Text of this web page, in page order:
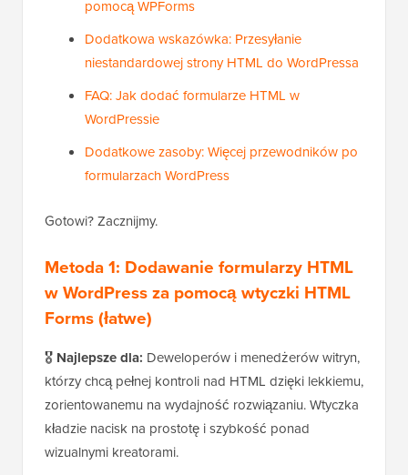
pomocą WPForms
Dodatkowa wskazówka: Przesyłanie
niestandardowej strony HTML do WordPressa
FAQ: Jak dodać formularze HTML w
WordPressie
Dodatkowe zasoby: Więcej przewodników po
formularzach WordPress
Gotowi? Zacznijmy.
Metoda 1: Dodawanie formularzy HTML
w WordPress za pomocą wtyczki HTML
Forms (łatwe)
🎖️ Najlepsze dla: Deweloperów i menedżerów witryn,
którzy chcą pełnej kontroli nad HTML dzięki lekkiemu,
zorientowanemu na wydajność rozwiązaniu. Wtyczka
kładzie nacisk na prostotę i szybkość ponad
wizualnymi kreatorami.